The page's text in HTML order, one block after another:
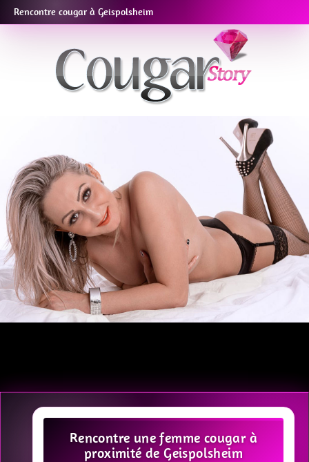
Rencontre cougar à Geispolsheim
Rencontre une femme cougar à
proximité de Geispolsheim